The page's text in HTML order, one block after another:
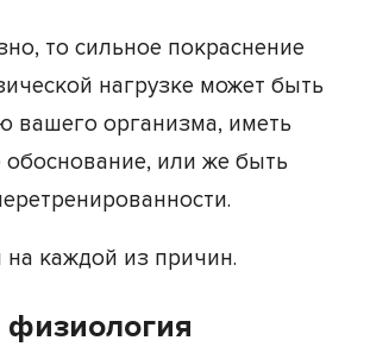
то сильное покраснение
нагрузке может быть
вашего организма, иметь
или же быть
каждой из причин.